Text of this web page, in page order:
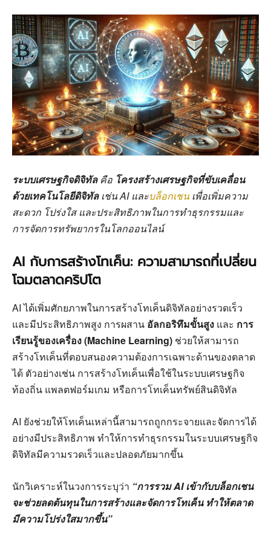
ระบบเศรษฐกิจดิจิทัล คือ โครงสร้างเศรษฐกิจที่ขับเคลื่อน
ด้วยเทคโนโลยีดิจิทัลเช่น AI และบล็อกเชน เพื่อเพิ่มความ
สะดวก โปร่งใส และประสิทธิภาพในการทำธุรกรรมและ
การจัดการทรัพยากรในโลกออนไลน์
AI กับการสร้างโทเค็น: ความสามารถที่เปลี่ยน
โฉมตลาดคริปโต
AI ได้เพิ่มศักยภาพในการสร้างโทเค็นดิจิทัลอย่างรวดเร็ว
และมีประสิทธิภาพสูง การผสาน อัลกอริทึมขั้นสูง และ การ
เรียนรู้ของเครื่อง (Machine Learning) ช่วยให้สามารถ
สร้างโทเค็นที่ตอบสนองความต้องการเฉพาะด้านของตลาด
ได้ ตัวอย่างเช่น การสร้างโทเค็นเพื่อใช้ในระบบเศรษฐกิจ
ท้องถิ่น แพลตฟอร์มเกม หรือการโทเค็นทรัพย์สินดิจิทัล
AI ยังช่วยให้โทเค็นเหล่านี้สามารถถูกกระจายและจัดการได้
อย่างมีประสิทธิภาพ ทำให้การทำธุรกรรมในระบบเศรษฐกิจ
ดิจิทัลมีความรวดเร็วและปลอดภัยมากขึ้น
นักวิเคราะห์ในวงการระบุว่า “การรวม AI เข้ากับบล็อกเชน
จะช่วยลดต้นทุนในการสร้างและจัดการโทเค็น ทำให้ตลาด
มีความโปร่งใสมากขึ้น”